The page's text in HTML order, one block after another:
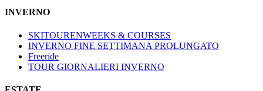
INVERNO
SKITOURENWEEKS & COURSES
INVERNO FINE SETTIMANA PROLUNGATO
Freeride
TOUR GIORNALIERI INVERNO